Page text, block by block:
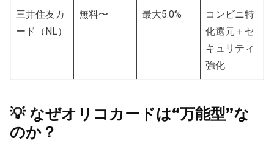
三井住友カ
ード（NL）
無料〜 最大5.0%
コンビニ特
化還元＋セ
キュリティ
強化
💡 なぜオリコカードは“万能型”な
のか？